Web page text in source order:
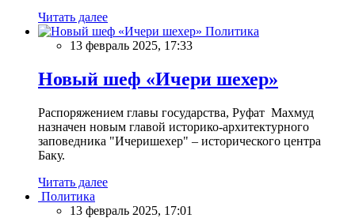
Читать далее
Политика
13 февраль 2025, 17:33
Новый шеф «Ичери шехер»
Распоряжением главы государства, Руфат Махмуд
назначен новым главой историко-архитектурного
заповедника "Ичеришехер" – исторического центра
Баку.
Читать далее
Политика
13 февраль 2025, 17:01